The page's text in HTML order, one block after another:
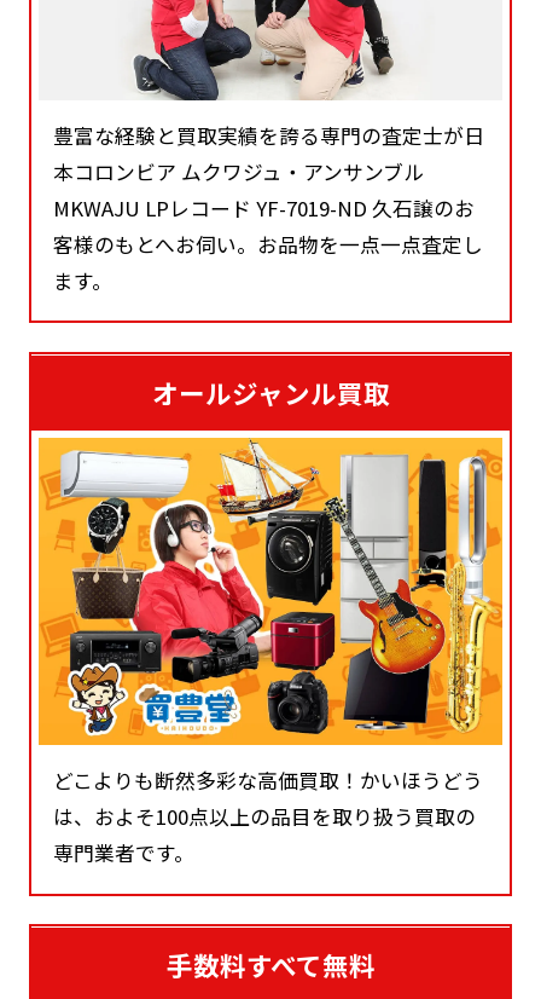
豊富な経験と買取実績を誇る専門の査定士が日
本コロンビア ムクワジュ・アンサンブル
MKWAJU LPレコード YF-7019-ND 久石譲のお
客様のもとへお伺い。お品物を一点一点査定し
ます。
オールジャンル買取
どこよりも断然多彩な高価買取！かいほうどう
は、およそ100点以上の品目を取り扱う買取の
専門業者です。
手数料すべて無料